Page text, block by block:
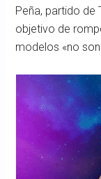
Peña, partido de
objetivo de
modelos «no